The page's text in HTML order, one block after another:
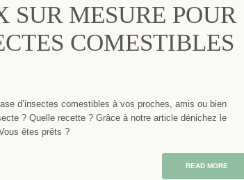
SUR MESURE POUR
COMESTIBLES
d’insectes comestibles à vos proches, amis ou bien
? Quelle recette ? Grâce à notre article dénichez le
êtes prêts ?
READ MORE